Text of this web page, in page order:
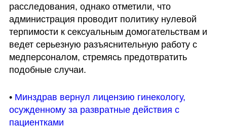
расследования, однако отметили, что
администрация проводит политику нулевой
терпимости к сексуальным домогательствам и
ведет серьезную разъяснительную работу с
медперсоналом, стремясь предотвратить
подобные случаи.
• Минздрав вернул лицензию гинекологу,
осужденному за развратные действия с
пациентками